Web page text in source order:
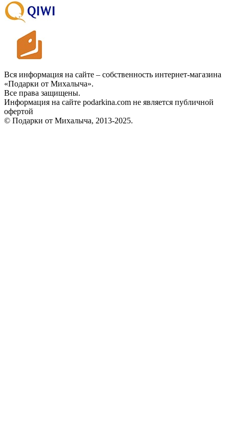
Вся информация на сайте – собственность интернет-магазина
«Подарки от Михалыча».
Все права защищены.
Информация на сайте podarkina.com не является публичной
офертой
© Подарки от Михалыча, 2013-2025.